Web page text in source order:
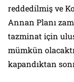
reddedilmiş ve
Annan Planı
tazminat için
mümkün
kapandıktan